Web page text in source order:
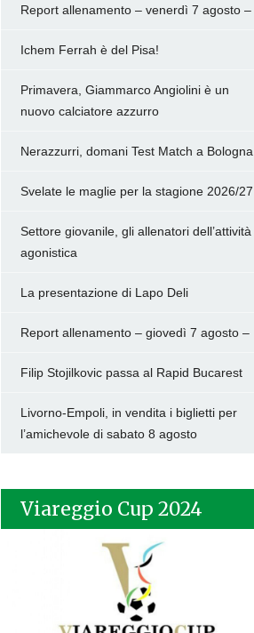
Report allenamento – venerdì 7 agosto –
Ichem Ferrah è del Pisa!
Primavera, Giammarco Angiolini è un
nuovo calciatore azzurro
Nerazzurri, domani Test Match a Bologna
Svelate le maglie per la stagione 2026/27
Settore giovanile, gli allenatori dell’attività
agonistica
La presentazione di Lapo Deli
Report allenamento – giovedì 7 agosto –
Filip Stojilkovic passa al Rapid Bucarest
Livorno-Empoli, in vendita i biglietti per
l’amichevole di sabato 8 agosto
Viareggio Cup 2024